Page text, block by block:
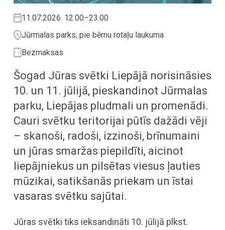
11.07.2026. 12.00–23.00
Jūrmalas parks, pie bērnu rotaļu laukuma
Bezmaksas
Šogad Jūras svētki Liepājā norisināsies
10. un 11. jūlijā, pieskandinot Jūrmalas
parku, Liepājas pludmali un promenādi.
Cauri svētku teritorijai pūtīs dažādi vēji
– skanoši, radoši, izzinoši, brīnumaini
un jūras smaržas piepildīti, aicinot
liepājniekus un pilsētas viesus ļauties
mūzikai, satikšanās priekam un īstai
vasaras svētku sajūtai.
Jūras svētki tiks ieksandināti 10. jūlijā plkst.